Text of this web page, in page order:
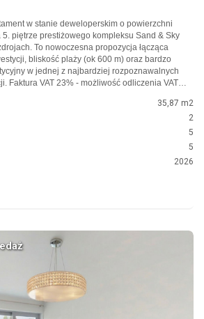
w stanie deweloperskim o powierzchni
5. piętrze prestiżowego kompleksu Sand & Sky
To nowoczesna propozycja łącząca
bliskość plaży (ok 600 m) oraz bardzo
w jednej z najbardziej rozpoznawalnych
Faktura VAT 23% - możliwość odliczenia VAT…
35,87 m2
2
5
5
2026